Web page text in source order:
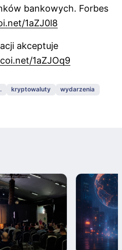
bankowych. Forbes
1aZJ0l8
akceptuje
1aZJOq9
kryptowaluty wydarzenia